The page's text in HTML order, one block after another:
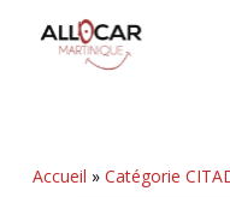
Accueil » Catégorie